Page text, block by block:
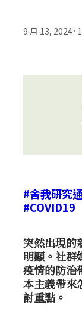
9 月 13, 2024 • 1
#舍我研究
#COVID19
突然出現的
明顯。社群
疫情的防治
本主義帶來
討重點。